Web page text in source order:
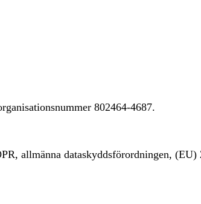
802464-4687.
allmänna dataskyddsförordningen, (EU)